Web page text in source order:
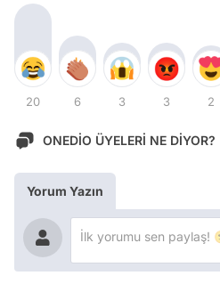
20 6 3 3 2
ONEDİO ÜYELERİ NE DİYOR?
Yorum Yazın